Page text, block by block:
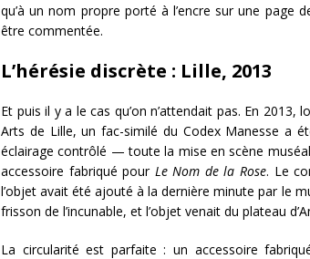
qu’à un nom propre porté à l’encre sur une page
être commentée.
L’hérésie discrète : Lille, 2013
Et puis il y a le cas qu’on n’attendait pas. En 2013,
Arts de Lille, un fac-similé du Codex Manesse a
éclairage contrôlé — toute la mise en scène
accessoire fabriqué pour Le Nom de la Rose. Le
l’objet avait été ajouté à la dernière minute par le
frisson de l’incunable, et l’objet venait du plateau
La circularité est parfaite : un accessoire